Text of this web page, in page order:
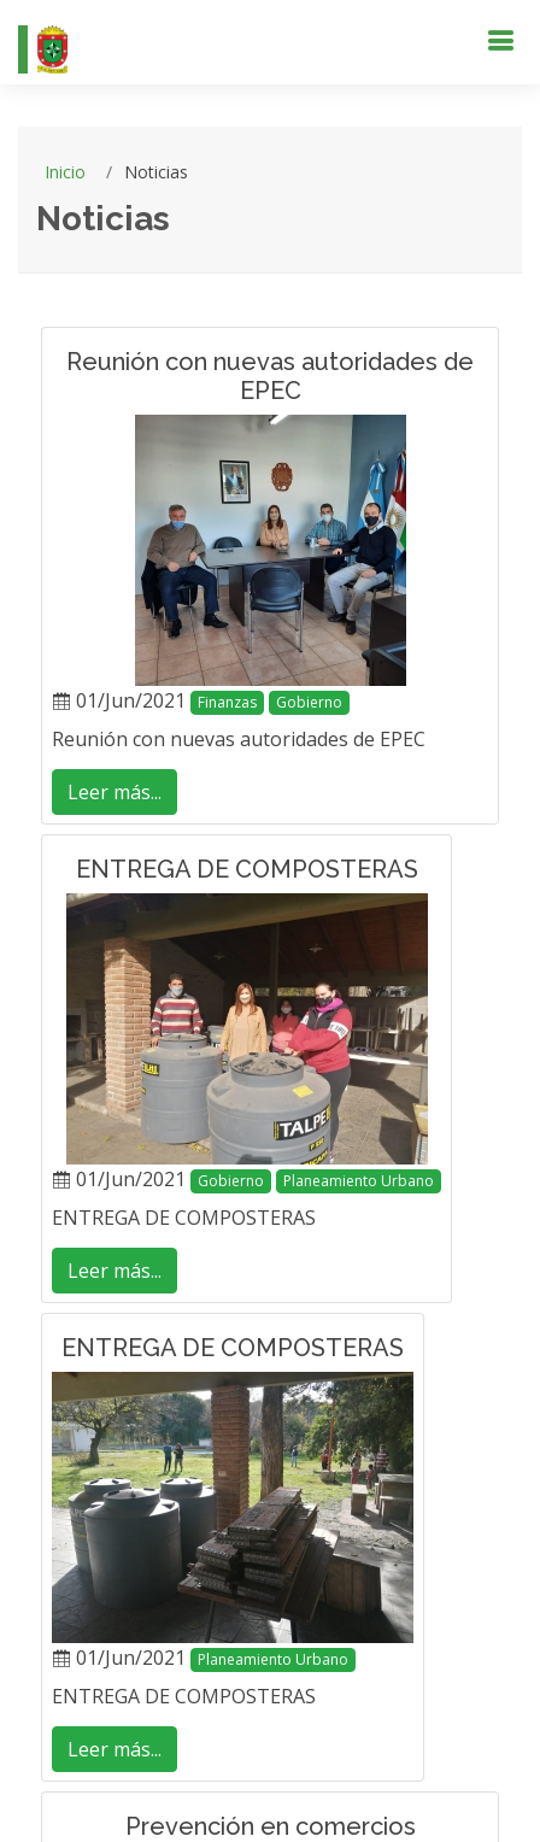
Inicio Noticias
Noticias
Reunión con nuevas autoridades de
EPEC
01/Jun/2021 Finanzas Gobierno
Reunión con nuevas autoridades de EPEC
Leer más...
ENTREGA DE COMPOSTERAS
01/Jun/2021 Gobierno Planeamiento Urbano
ENTREGA DE COMPOSTERAS
Leer más...
ENTREGA DE COMPOSTERAS
01/Jun/2021 Planeamiento Urbano
ENTREGA DE COMPOSTERAS
Leer más...
Prevención en comercios